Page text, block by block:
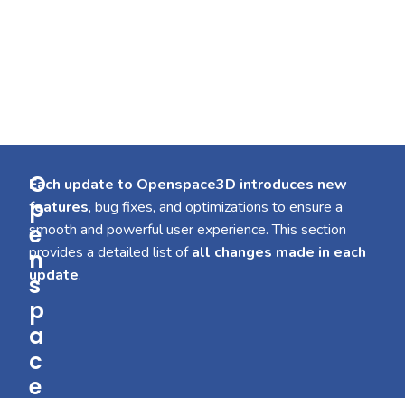
O
p
e
n
s
p
a
c
e
Each update to Openspace3D introduces new
features, bug fixes, and optimizations to ensure a
smooth and powerful user experience. This section
provides a detailed list ofall changes made in each
update.